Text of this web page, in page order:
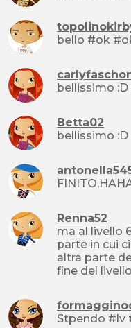
Betta02
bellissimo :D
Renna52
ma al livello
parte in cui
altra parte
fine del